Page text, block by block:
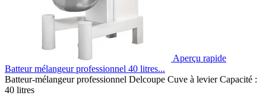
Aperçu rapide
Batteur mélangeur professionnel 40 litres...
Batteur-mélangeur professionnel Delcoupe Cuve à levier Capacité :
40 litres